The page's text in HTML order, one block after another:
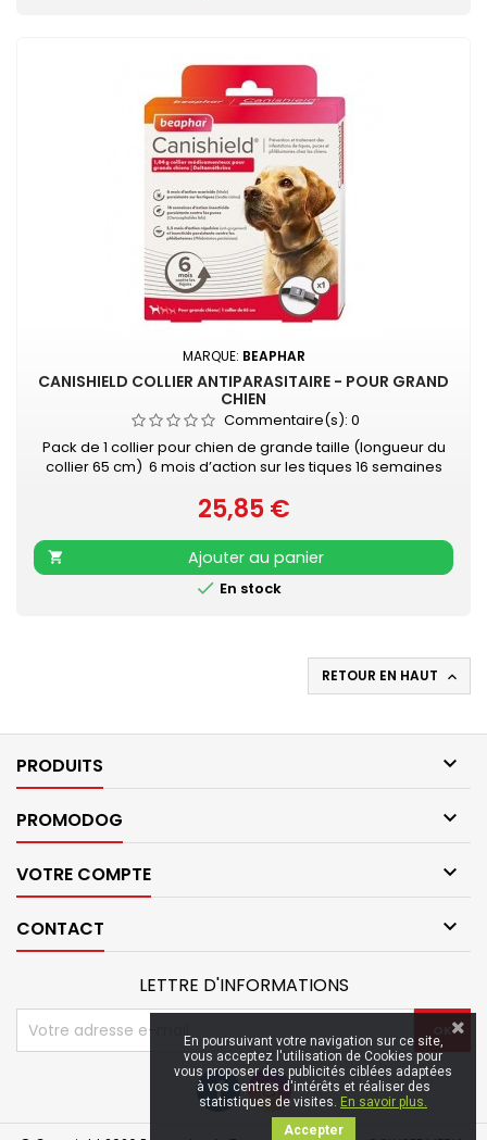
MARQUE: BEAPHAR
CANISHIELD COLLIER ANTIPARASITAIRE - POUR GRAND
CHIEN
Commentaire(s): 0
Pack de 1 collier pour chien de grande taille (longueur du
collier 65 cm) 6 mois d’action sur les tiques 16 semaines
phlébotomes Substance active non absorbée dans le
système sanguin Résistant à l’eau (contact occasionnel)
Prix
25,85 €

Ajouter au panier
 En stock
RETOUR EN HAUT 
PRODUITS 
PROMODOG 
VOTRE COMPTE 
CONTACT 
LETTRE D'INFORMATIONS
En poursuivant votre navigation sur ce site,
vous acceptez l'utilisation de Cookies pour
vous proposer des publicités ciblées adaptées
à vos centres d'intérêts et réaliser des
statistiques de visites. En savoir plus.
Accepter